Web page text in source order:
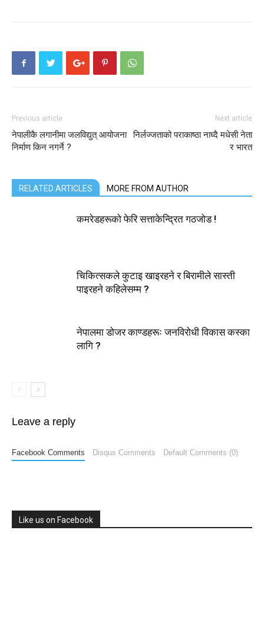
Previous article
नेपालीकै लगानीमा जलविद्युत् आयोजना
निर्माण किन नगर्ने ?
Next article
निर्लज्जताको पराकाष्ठा नाघ्दै मधेसी नेता
र भारत
RELATED ARTICLES MORE FROM AUTHOR
कमरेडहरूको फेरि सत्ताकेन्द्रित गठजोड !
चिकित्सकले कुटाइ खाइरहने र बिरामीले सास्ती
पाइरहने कहिलेसम्म ?
नेपालमा डोजर काण्डहरूः जनविरोधी विकास कस्का
लागि ?
Leave a reply
Facebook Comments Disqus Comments Default Comments (0)
Like us on Facebook